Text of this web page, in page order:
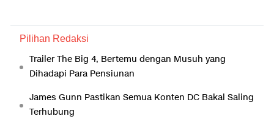
Pilihan Redaksi
Trailer The Big 4, Bertemu dengan Musuh yang
Dihadapi Para Pensiunan
James Gunn Pastikan Semua Konten DC Bakal Saling
Terhubung